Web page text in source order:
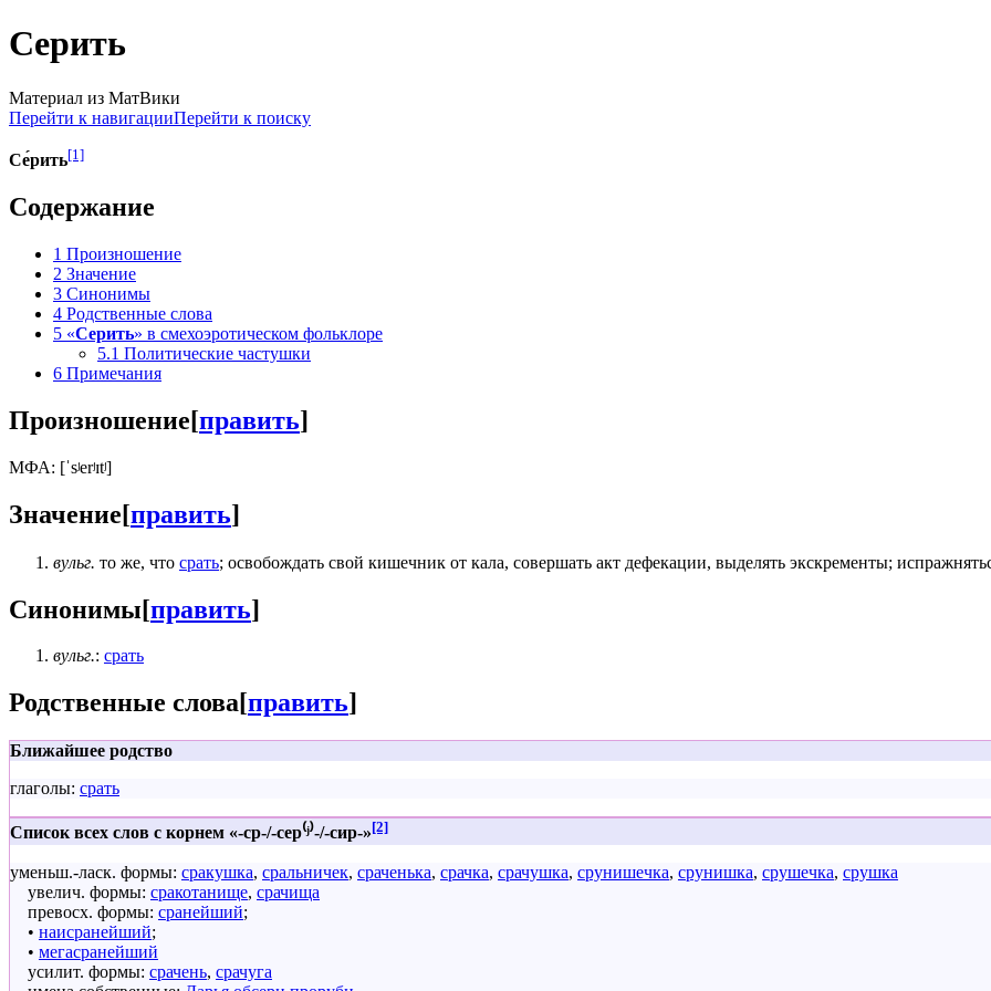
Серить
Материал из МатВики
Перейти к навигацииПерейти к поиску
Се́рить[1]
Содержание
1 Произношение
2 Значение
3 Синонимы
4 Родственные слова
5 «Серить» в смехоэротическом фольклоре
5.1 Политические частушки
6 Примечания
Произношение[править]
МФА: [ˈsʲerʲɪtʲ]
Значение[править]
вульг. то же, что срать; освобождать свой кишечник от кала, совершать акт дефекации, выделять экскременты;
Синонимы[править]
вульг.: срать
Родственные слова[править]
Ближайшее родство
глаголы: срать
Список всех слов с корнем «-ср-/-сер⁽ʲ⁾-/-сир-»[2]
уменьш.-ласк. формы: сракушка, сральничек, сраченька, срачка, срачушка, срунишечка, срунишка, срушечка, срушка
увелич. формы: сракотанище, срачища
превосх. формы: сранейший;
• наисранейший;
• мегасранейший
усилит. формы: срачень, срачуга